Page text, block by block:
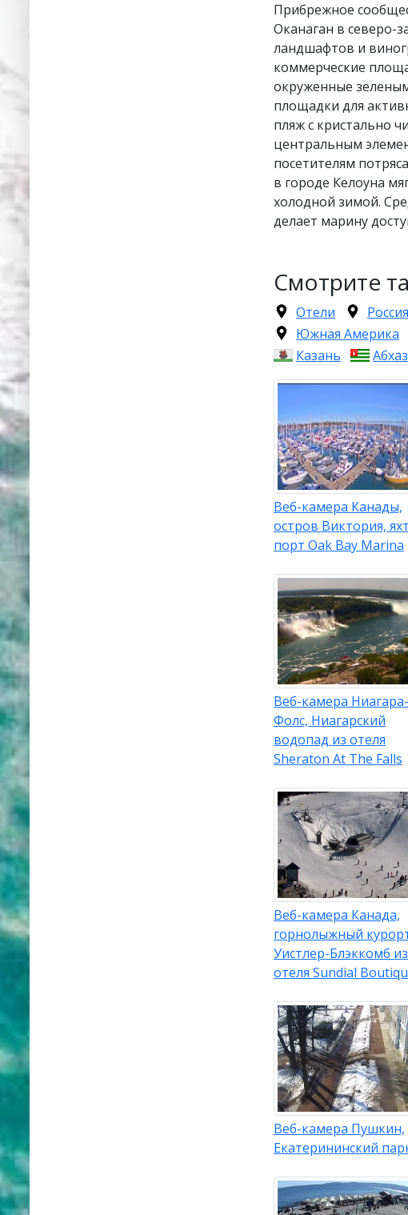
Прибрежное
Оканаган в северо-
ландшафтов и
коммерческие
окруженные
площадки для
пляж с кристально
центральным
посетителям
в городе Келоуна
холодной зимой.
делает марину
Смотрите
Отели Россия
Южная Америка
Казань
Веб-камера Канады,
остров Виктория,
порт Oak Bay Marina
Веб-камера Ниагара-
Фолс, Ниагарский
водопад из отеля
Sheraton At The Falls
Веб-камера Канада,
горнолыжный
Уистлер-Блэккомб из
отеля Sundial
Веб-камера Пушкин,
Екатерининский